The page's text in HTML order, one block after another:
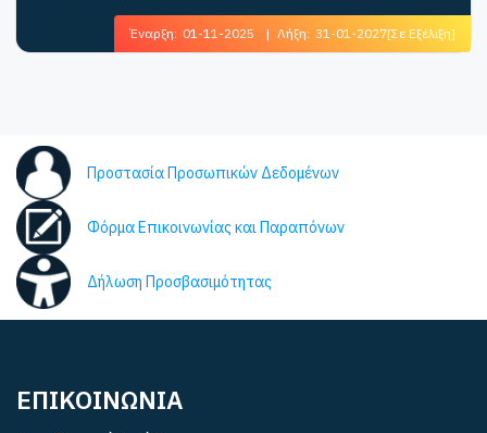
Έναρξη: 01-11-2025 | Λήξη: 31-01-2027[Σε Εξέλιξη]
Προστασία Προσωπικών Δεδομένων
Φόρμα Επικοινωνίας και Παραπόνων
Δήλωση Προσβασιμότητας
ΕΠΙΚΟΙΝΩΝΙΑ